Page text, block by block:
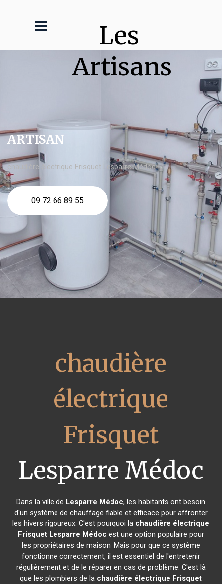
Les
Artisans
ARTISAN
chaudière électrique Frisquet Lesparre Médoc
09 72 66 89 55
chaudière
électrique
Frisquet
Lesparre Médoc
Dans la ville de Lesparre Médoc, les habitants ont besoin
d'un système de chauffage fiable et efficace pour affronter
les hivers rigoureux. C'est pourquoi la chaudière électrique
Frisquet Lesparre Médoc est une option populaire pour
les propriétaires de maison. Mais pour que ce système
fonctionne correctement, il est essentiel de l'entretenir
régulièrement et de le réparer en cas de problème. C'est là
que les plombiers de la chaudière électrique Frisquet